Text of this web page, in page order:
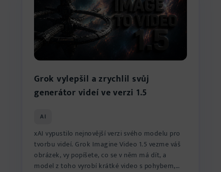
Grok vylepšil a zrychlil svůj
generátor videí ve verzi 1.5
AI
xAI vypustilo nejnovější verzi svého modelu pro
tvorbu videí. Grok Imagine Video 1.5 vezme váš
obrázek, vy popíšete, co se v něm má dít, a
model z toho vyrobí krátké video s pohybem,